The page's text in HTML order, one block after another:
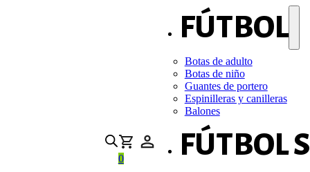
0
FÚTBOL
Botas de adulto
Botas de niño
Guantes de portero
Espinilleras y canilleras
Balones
FÚTBOL